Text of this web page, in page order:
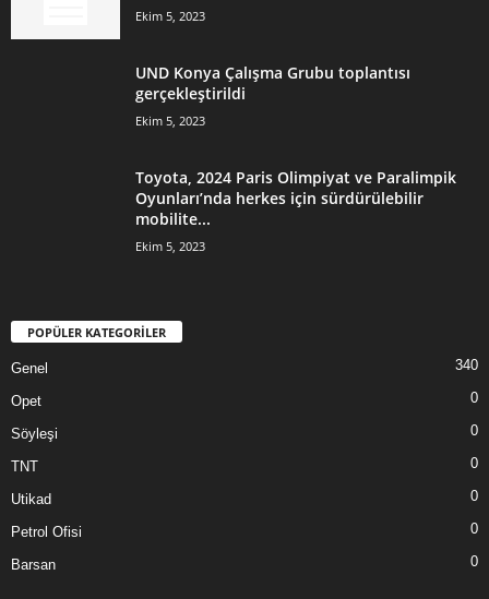
Ekim 5, 2023
UND Konya Çalışma Grubu toplantısı
gerçekleştirildi
Ekim 5, 2023
Toyota, 2024 Paris Olimpiyat ve Paralimpik
Oyunları’nda herkes için sürdürülebilir
mobilite...
Ekim 5, 2023
POPÜLER KATEGORİLER
Genel 340
Opet 0
Söyleşi 0
TNT 0
Utikad 0
Petrol Ofisi 0
Barsan 0